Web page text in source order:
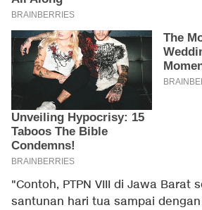
"Contoh, PTPN VIII di Jawa Barat
santunan hari tua sampai dengan